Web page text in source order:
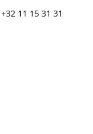
+32 11 15 31 31